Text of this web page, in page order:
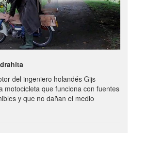
del ingeniero holandés Gijs
motocicleta que funciona con fuentes
y que no dañan el medio